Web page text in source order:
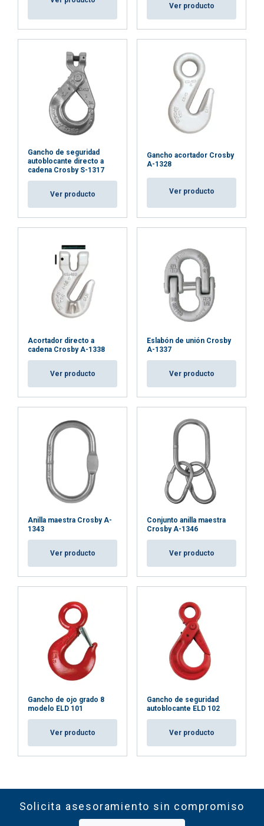
Ver producto
Gancho de seguridad
autoblocante directo a
cadena Crosby S-1317
Ver producto
Gancho acortador Crosby
A-1328
Ver producto
Acortador directo a
cadena Crosby A-1338
Ver producto
Eslabón de unión Crosby
A-1337
Ver producto
Anilla maestra Crosby A-
1343
Ver producto
Conjunto anilla maestra
Crosby A-1346
Ver producto
Gancho de ojo grado 8
modelo ELD 101
Ver producto
Gancho de seguridad
autoblocante ELD 102
Ver producto
Solicita asesoramiento sin compromiso